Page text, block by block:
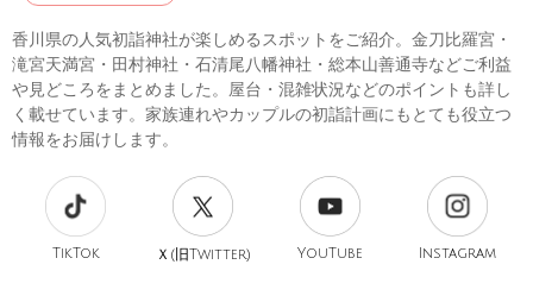
香川県の人気初詣神社が楽しめるスポットをご紹介。金刀比羅宮・
滝宮天満宮・田村神社・石清尾八幡神社・総本山善通寺などご利益
や見どころをまとめました。屋台・混雑状況などのポイントも詳し
く載せています。家族連れやカップルの初詣計画にもとても役立つ
情報をお届けします。
TikTok Ｘ(旧Twitter) YouTube Instagram